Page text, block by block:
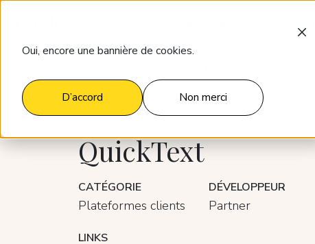
Oui, encore une bannière de cookies.
D’accord Non merci
QuickText
CATÉGORIE
Plateformes clients
DÉVELOPPEUR
Partner
LINKS